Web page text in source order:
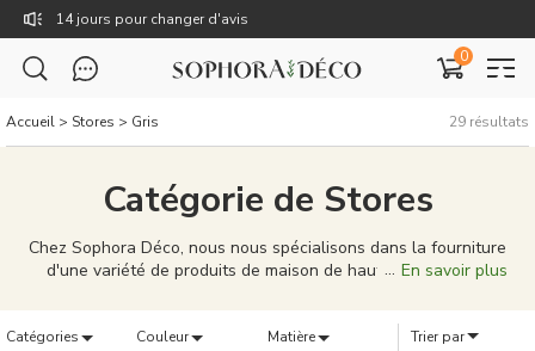
14 jours pour changer d'avis
Livraison gratuite dès 59€
0
Accueil > Stores > Gris 29 résultats
Catégorie de Stores
Chez Sophora Déco, nous nous spécialisons dans la fourniture
d'une variété de produits de maison de haute qualité pour
notre gamme de produits est conçue pour porter votre vie à
En savoir plus
Catégories Couleur Matière Trier par